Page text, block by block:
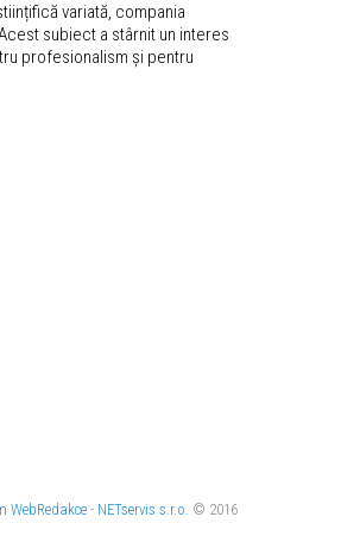
variată, compania
subiect a stârnit un interes
profesionalism și pentru
WebRedakce - NETservis s.r.o. © 2016